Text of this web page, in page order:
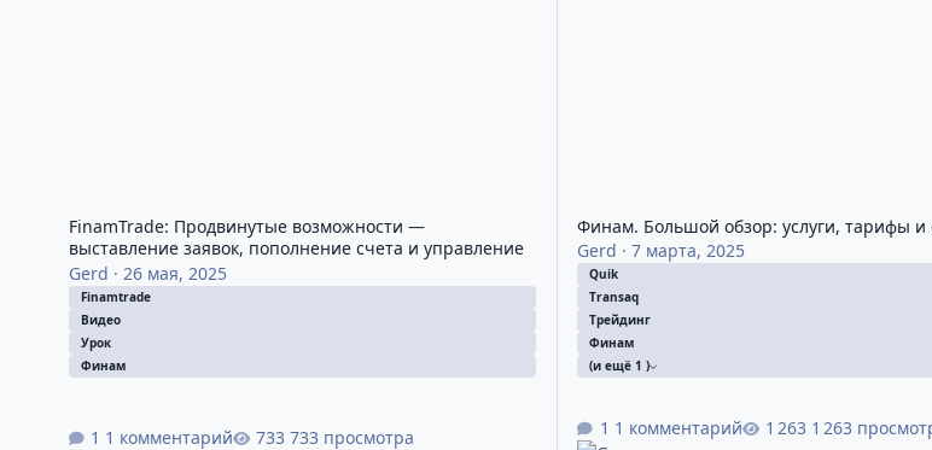
FinamTrade: Продвинутые возможности —
выставление заявок, пополнение счета и управление
портфелем (Часть 2)
Gerd · 26 мая, 2025
Finamtrade
Видео
Урок
Финам
1 комментарий 733 просмотра
Финам. Большой обзор: услуги, тарифы и
Gerd ·7 марта, 2025
Quik
Transaq
Трейдинг
Финам
(и ещё 1 )
1 комментарий 1 263